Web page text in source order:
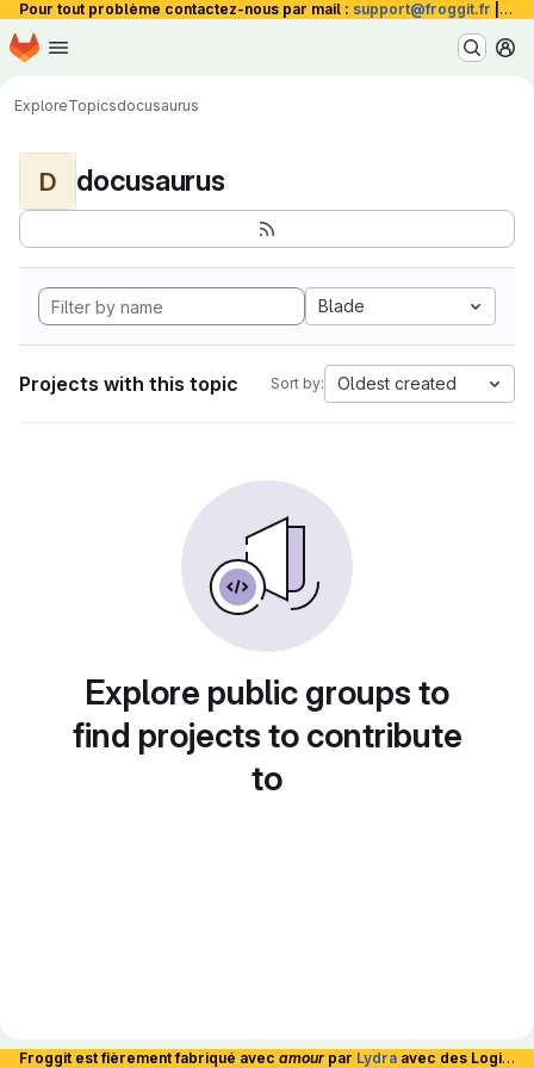
Pour tout problème contactez-nous par mail : support@froggit.fr La
Skip to main content
Homepage
ExploreTopicsdocusaurus
D docusaurus
Blade
Projects with this topic Sort by: Oldest created
Explore public groups to
find projects to contribute
to
Froggit est fièrement fabriqué avec amour par Lydra avec des Logiciels Libres et hébergé en